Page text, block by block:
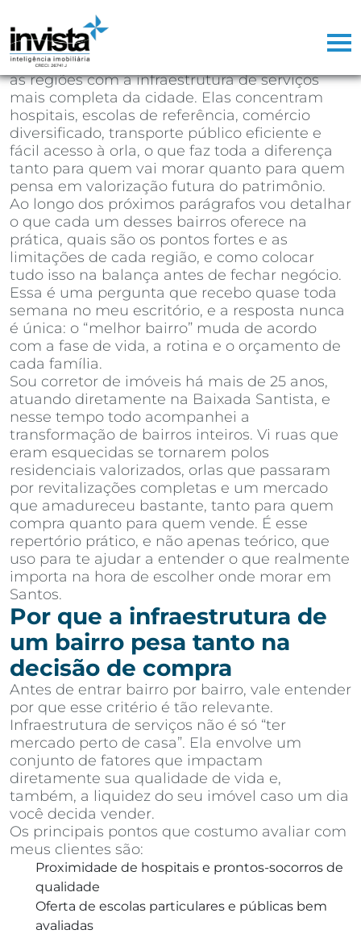
Santos comprar seu próximo imóvel, a
resposta direta é:
Embaré, Aparecida e Ponta da Praia
as regiões com a infraestrutura de serviços
mais completa da cidade. Elas concentram
hospitais, escolas de referência, comércio
diversificado, transporte público eficiente e
fácil acesso à orla, o que faz toda a diferença
tanto para quem vai morar quanto para quem
pensa em valorização futura do patrimônio.
Ao longo dos próximos parágrafos vou detalhar
o que cada um desses bairros oferece na
prática, quais são os pontos fortes e as
limitações de cada região, e como colocar
tudo isso na balança antes de fechar negócio.
Essa é uma pergunta que recebo quase toda
semana no meu escritório, e a resposta nunca
é única: o “melhor bairro” muda de acordo
com a fase de vida, a rotina e o orçamento de
cada família.
Sou corretor de imóveis há mais de 25 anos,
atuando diretamente na Baixada Santista, e
nesse tempo todo acompanhei a
transformação de bairros inteiros. Vi ruas que
eram esquecidas se tornarem polos
residenciais valorizados, orlas que passaram
por revitalizações completas e um mercado
que amadureceu bastante, tanto para quem
compra quanto para quem vende. É esse
repertório prático, e não apenas teórico, que
uso para te ajudar a entender o que realmente
importa na hora de escolher onde morar em
Santos.
Por que a infraestrutura de
um bairro pesa tanto na
decisão de compra
Antes de entrar bairro por bairro, vale entender
por que esse critério é tão relevante.
Infraestrutura de serviços não é só “ter
mercado perto de casa”. Ela envolve um
conjunto de fatores que impactam
diretamente sua qualidade de vida e,
também, a liquidez do seu imóvel caso um dia
você decida vender.
Os principais pontos que costumo avaliar com
meus clientes são:
Proximidade de hospitais e prontos-socorros de
qualidade
Oferta de escolas particulares e públicas bem
avaliadas